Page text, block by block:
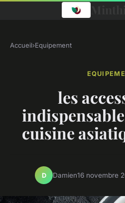
Accueil›Equipement
les
cuisine
D Damien16 novembre